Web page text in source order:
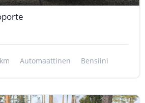
Automaattinen Bensiini